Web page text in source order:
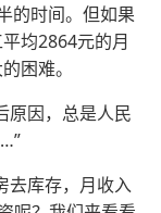
的时间。但如果
均2864元的月
困难。
原因，总是人民
去库存，月收入